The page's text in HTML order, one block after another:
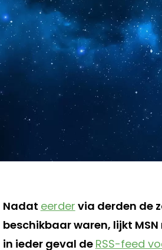
Nadat eerder via derden de
beschikbaar waren, lijkt MSN
in ieder geval de RSS-feed